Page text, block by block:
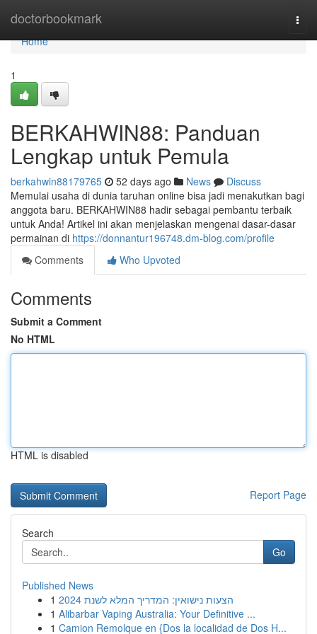
doctorbookmark
Home
Home
1
BERKAHWIN88: Panduan
Lengkap untuk Pemula
berkahwin88179765 52 days ago News
Discuss
Memulai usaha di dunia taruhan online bisa jadi menakutkan bagi
anggota baru. BERKAHWIN88 hadir sebagai pembantu terbaik
untuk Anda! Artikel ini akan menjelaskan mengenai dasar-dasar
permainan di https://donnantur196748.dm-blog.com/profile
Comments
Who Upvoted
Comments
Submit a Comment
No HTML
HTML is disabled
Report Page
Search
Go
Published News
1
הצעות נישואין: המדריך המלא לשנת 2024
1 Alibarbar Vaping Australia: Your Definitive ...
1 Camion Remolque en {Dos la localidad de Dos H...